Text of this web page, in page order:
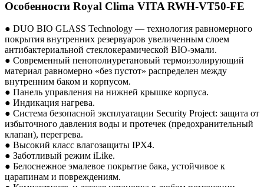
Особенности Royal Clima VITA RWH-VT50-FE
● DUO BIO GLASS Technology — технология равномерного
покрытия внутренних резервуаров увеличенным слоем
антибактериальной стеклокерамической BIO-эмали.
● Современный пенополиуретановый термоизолирующий
материал равномерно «без пустот» распределен между
внутренним баком и корпусом.
● Панель управления на нижней крышке корпуса.
● Индикация нагрева.
● Система безопасной эксплуатации Security Project: защита от
избыточного давления воды и протечек (предохранительный
клапан), перегрева.
● Высокий класс влагозащиты IPX4.
● Заботливый режим iLike.
● Белоснежное эмалевое покрытие бака, устойчивое к
царапинам и повреждениям.